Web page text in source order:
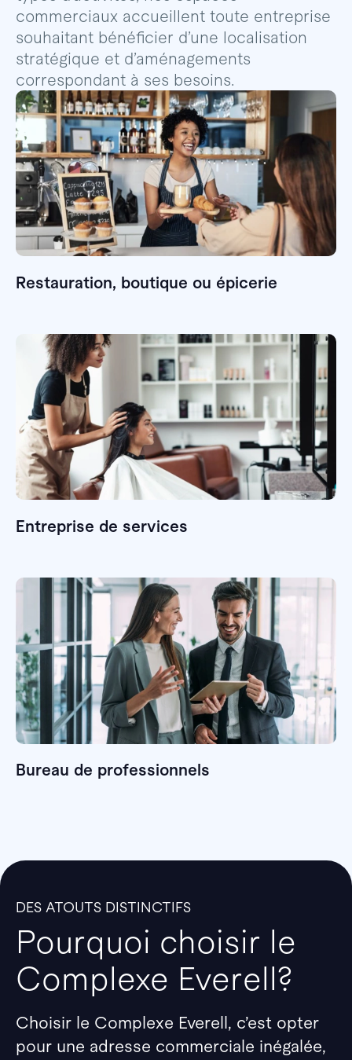
commerciaux accueillent toute entreprise
souhaitant bénéficier d’une localisation
stratégique et d’aménagements
correspondant à ses besoins.
Restauration, boutique ou épicerie
Entreprise de services
Bureau de professionnels
DES ATOUTS DISTINCTIFS
Pourquoi choisir le
Complexe Everell?
Choisir le Complexe Everell, c’est opter
pour une adresse commerciale inégalée,